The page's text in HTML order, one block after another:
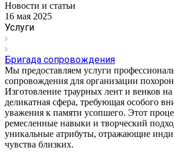
Новости и статьи
16 мая 2025
Услуги
Бригада сопровождения
Мы предоставляем услуги
сопровождения для организации
Изготовление траурных лент и венков на
деликатная сфера, требующая особого
уважения к памяти усопшего. Этот
ремесленные навыки и творческий
уникальные атрибуты, отражающие
чувства близких.